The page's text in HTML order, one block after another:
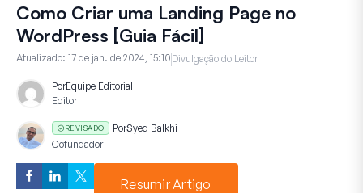
Como Criar uma Landing Page no
WordPress [Guia Fácil]
Atualizado: 17 de jan. de 2024, 15:10 Divulgação do Leitor
PorEquipe Editorial
Editor
REVISADO PorSyed Balkhi
Cofundador
Resumir Artigo